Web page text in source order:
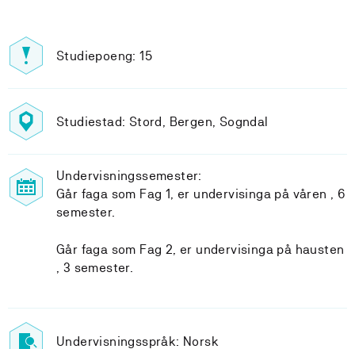
Studiepoeng: 15
Studiestad: Stord, Bergen, Sogndal
Undervisningssemester:
Går faga som Fag 1, er undervisinga på våren , 6
semester.
Går faga som Fag 2, er undervisinga på hausten
, 3 semester.
Undervisningsspråk: Norsk